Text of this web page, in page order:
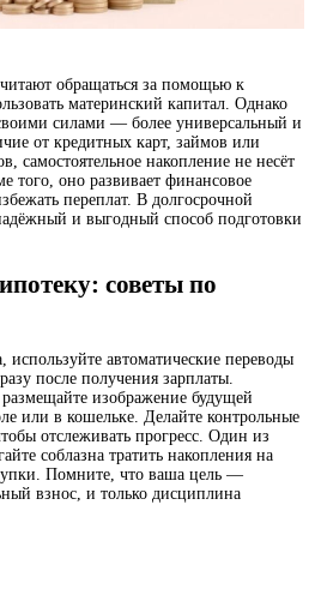
обращаться за помощью к
материнский капитал. Однако
силами — более универсальный и
от кредитных карт, займов или
самостоятельное накопление не несёт
того, оно развивает финансовое
переплат. В долгосрочной
и выгодный способ подготовки
советы по
используйте автоматические переводы
после получения зарплаты.
изображение будущей
или в кошельке. Делайте контрольные
отслеживать прогресс. Один из
соблазна тратить накопления на
Помните, что ваша цель —
взнос, и только дисциплина